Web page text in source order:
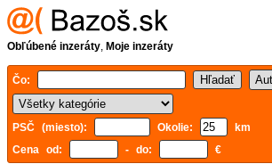
Obľúbené inzeráty, Moje inzeráty
Čo:
PSČ (miesto): Okolie:
km
Cena od:
- do: €